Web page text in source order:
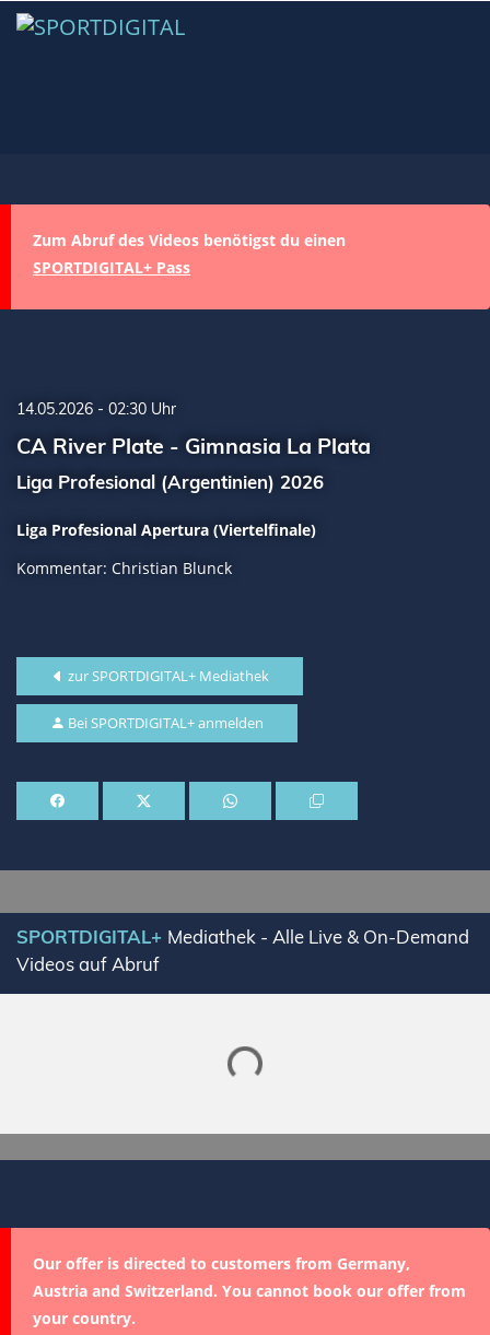
Zum Abruf des Videos benötigst du einen
SPORTDIGITAL+ Pass
14.05.2026 - 02:30 Uhr
CA River Plate - Gimnasia La Plata
Liga Profesional (Argentinien) 2026
Liga Profesional Apertura (Viertelfinale)
Kommentar: Christian Blunck
zur SPORTDIGITAL+ Mediathek
Bei SPORTDIGITAL+ anmelden
SPORTDIGITAL+ Mediathek - Alle Live & On-Demand
Videos auf Abruf
Lade SPORTDIGITAL+ Mediathek
Our offer is directed to customers from Germany,
Austria and Switzerland. You cannot book our offer from
your country.